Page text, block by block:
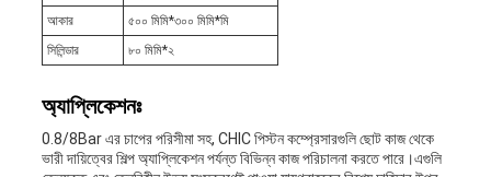
আকার
৫০০ মিমি*৩০০ মিমি*মি
সিলিন্ডার
৮০ মিমি*২
অ্যাপ্লিকেশনঃ
0.8/8Bar এর চাপের পরিসীমা সহ, CHIC পিস্টন কম্প্রেসারগুলি ছোট কাজ থেকে
ভারী দায়িত্বের শিল্প অ্যাপ্লিকেশন পর্যন্ত বিভিন্ন কাজ পরিচালনা করতে পারে।এগুলি